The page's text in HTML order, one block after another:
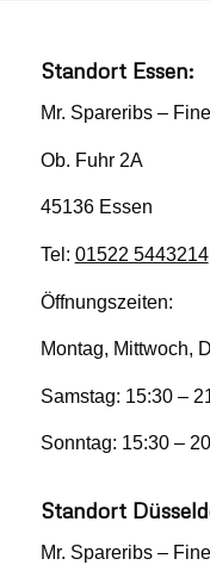
Standort Essen:
Mr. Spareribs –
Ob. Fuhr 2A
45136 Essen
Tel: 01522 5443214
Öffnungszeiten:
Montag, Mittwoch,
Samstag: 15:30 –
Sonntag: 15:30 –
Standort
Mr. Spareribs –